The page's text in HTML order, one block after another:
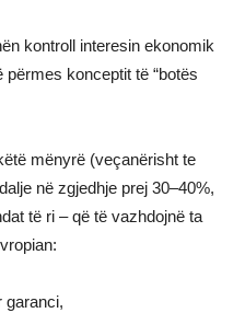
kontroll interesin ekonomik
konceptit të “botës
mënyrë (veçanërisht te
në zgjedhje prej 30–40%,
të ri – që të vazhdojnë ta
garanci,